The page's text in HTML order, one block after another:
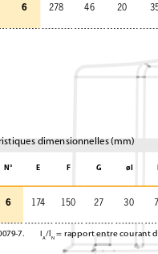
6 174 150 27 30
6 278 46 20
7. IA/l N = rapport entre courant
dimensionnelles (mm)
N° E F G øI